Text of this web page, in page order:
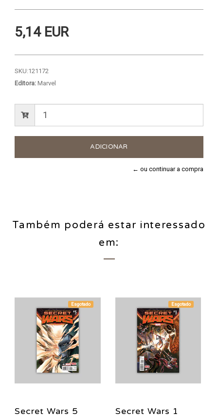
5,14 EUR
SKU:121172
Editora: Marvel
← ou continuar a compra
Também poderá estar interessado
em:
Esgotado
Secret Wars 5
Esgotado
Secret Wars 1